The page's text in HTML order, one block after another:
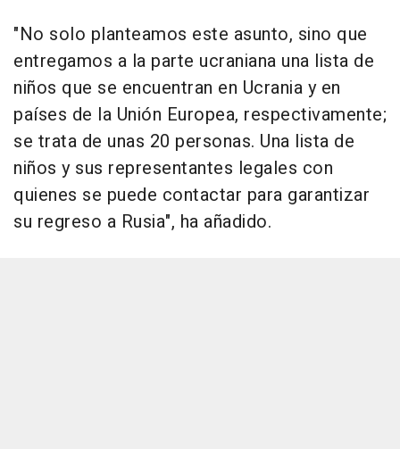
"No solo planteamos este asunto, sino que
entregamos a la parte ucraniana una lista de
niños que se encuentran en Ucrania y en
países de la Unión Europea, respectivamente;
se trata de unas 20 personas. Una lista de
niños y sus representantes legales con
quienes se puede contactar para garantizar
su regreso a Rusia", ha añadido.